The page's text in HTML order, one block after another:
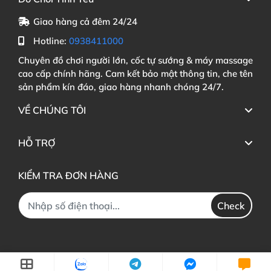
Giao hàng cả đêm 24/24
Hotline: 0938411000
Chuyên đồ chơi người lớn, cốc tự sướng & máy massage
cao cấp chính hãng. Cam kết bảo mật thông tin, che tên
sản phẩm kín đáo, giao hàng nhanh chóng 24/7.
VỀ CHÚNG TÔI
HỖ TRỢ
KIỂM TRA ĐƠN HÀNG
Check